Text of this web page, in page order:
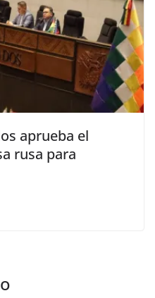
aprueba el
rusa para